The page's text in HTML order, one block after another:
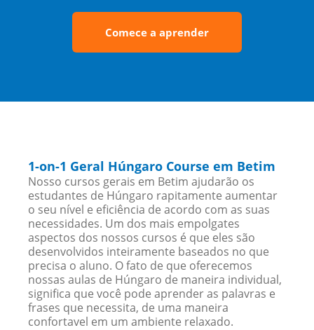
Comece a aprender
1-on-1 Geral Húngaro Course em Betim
Nosso cursos gerais em Betim ajudarão os
estudantes de Húngaro rapitamente aumentar
o seu nível e eficiência de acordo com as suas
necessidades. Um dos mais empolgates
aspectos dos nossos cursos é que eles são
desenvolvidos inteiramente baseados no que
precisa o aluno. O fato de que oferecemos
nossas aulas de Húngaro de maneira individual,
significa que você pode aprender as palavras e
frases que necessita, de uma maneira
confortavel em um ambiente relaxado.